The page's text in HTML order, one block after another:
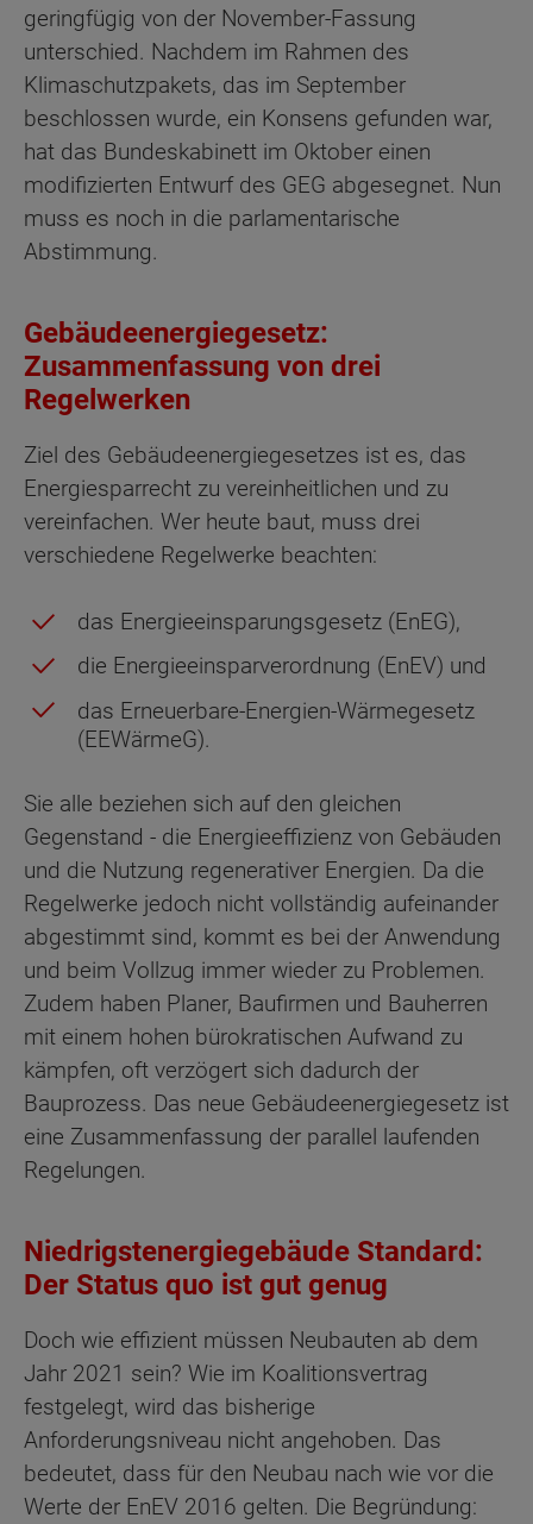
geringfügig von der November-Fassung
unterschied. Nachdem im Rahmen des
Klimaschutzpakets, das im September
beschlossen wurde, ein Konsens gefunden war,
hat das Bundeskabinett im Oktober einen
modifizierten Entwurf des GEG abgesegnet. Nun
muss es noch in die parlamentarische
Abstimmung.
Gebäudeenergiegesetz:
Zusammenfassung von drei
Regelwerken
Ziel des Gebäudeenergiegesetzes ist es, das
Energiesparrecht zu vereinheitlichen und zu
vereinfachen. Wer heute baut, muss drei
verschiedene Regelwerke beachten:
das Energieeinsparungsgesetz (EnEG),
die Energieeinsparverordnung (EnEV) und
das Erneuerbare-Energien-Wärmegesetz
(EEWärmeG).
Sie alle beziehen sich auf den gleichen
Gegenstand - die Energieeffizienz von Gebäuden
und die Nutzung regenerativer Energien. Da die
Regelwerke jedoch nicht vollständig aufeinander
abgestimmt sind, kommt es bei der Anwendung
und beim Vollzug immer wieder zu Problemen.
Zudem haben Planer, Baufirmen und Bauherren
mit einem hohen bürokratischen Aufwand zu
kämpfen, oft verzögert sich dadurch der
Bauprozess. Das neue Gebäudeenergiegesetz ist
eine Zusammenfassung der parallel laufenden
Regelungen.
Niedrigstenergiegebäude Standard:
Der Status quo ist gut genug
Doch wie effizient müssen Neubauten ab dem
Jahr 2021 sein? Wie im Koalitionsvertrag
festgelegt, wird das bisherige
Anforderungsniveau nicht angehoben. Das
bedeutet, dass für den Neubau nach wie vor die
Werte der EnEV 2016 gelten. Die Begründung: